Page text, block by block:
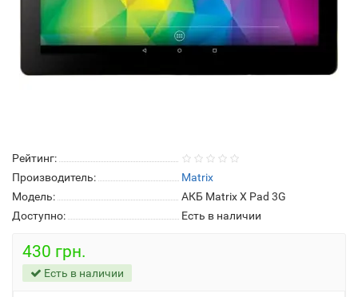
Рейтинг:
Производитель:
Matrix
Модель:
АКБ Matrix X Pad 3G
Доступно:
Есть в наличии
430 грн.
Есть в наличии